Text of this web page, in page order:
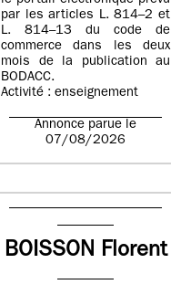
par les articles L. 814–2 et
L. 814–13 du code de
commerce dans les deux
mois de la publication au
BODACC.
Activité : enseignement
Annonce parue le
07/08/2026
BOISSON Florent